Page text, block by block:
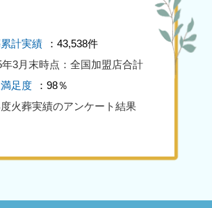
計実績
：43,538件
3月末時点：全国加盟店合計
足度
：98％
火葬実績のアンケート結果